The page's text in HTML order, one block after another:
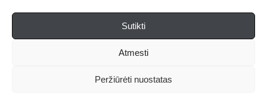
Sutikti
Atmesti
Peržiūrėti nuostatas
Apie mus Redakcija Prenumerata